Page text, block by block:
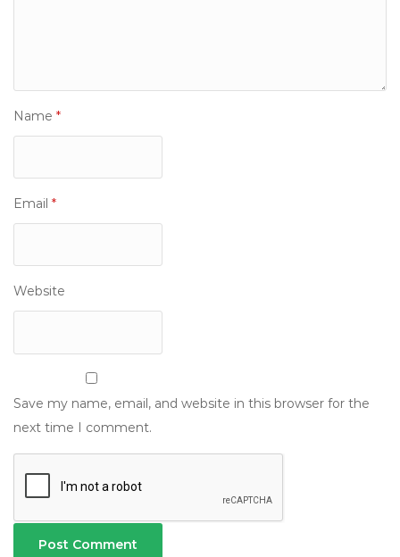
Name *
Email *
Website
Save my name, email, and website in this browser for the
next time I comment.